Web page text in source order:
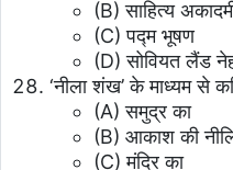
(B) साहित्य
(C) पद्म भूषण
(D) सोवियत लैंड
‘नीला शंख’ के माध्यम से
(A) समुद्र का
(B) आकाश की
(C) मंदिर का